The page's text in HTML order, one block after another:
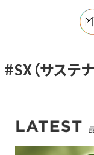
#SX（サステ